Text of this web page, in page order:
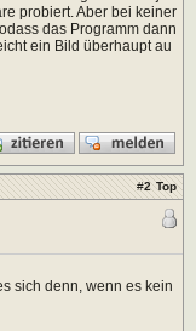
probiert. Aber bei keiner
das Programm dann
ein Bild überhaupt au
#2 Top
sich denn, wenn es kein